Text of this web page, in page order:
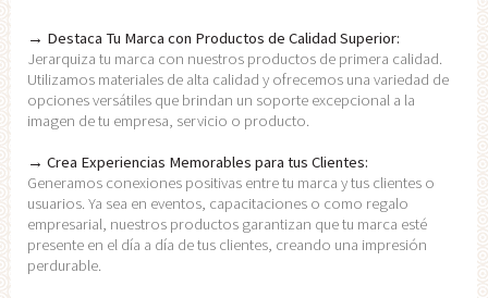
→ Destaca Tu Marca con Productos de Calidad Superior:
Jerarquiza tu marca con nuestros productos de primera calidad.
Utilizamos materiales de alta calidad y ofrecemos una variedad de
opciones versátiles que brindan un soporte excepcional a la
imagen de tu empresa, servicio o producto.
→ Crea Experiencias Memorables para tus Clientes:
Generamos conexiones positivas entre tu marca y tus clientes o
usuarios. Ya sea en eventos, capacitaciones o como regalo
empresarial, nuestros productos garantizan que tu marca esté
presente en el día a día de tus clientes, creando una impresión
perdurable.